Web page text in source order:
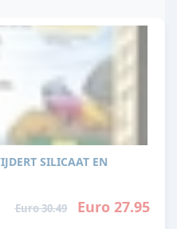
SILICAAT EN
Euro 30.49 Euro 27.95